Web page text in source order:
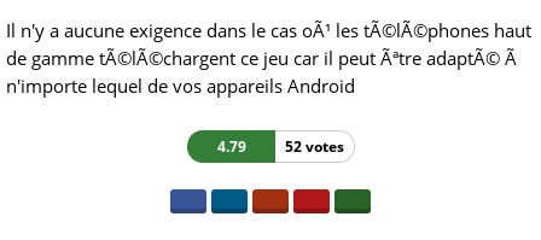
Il n'y a aucune exigence dans le cas oÃ¹ les tÃ©lÃ©phones haut
de gamme tÃ©lÃ©chargent ce jeu car il peut Ãªtre adaptÃ© Ã
n'importe lequel de vos appareils Android
4.79 52 votes